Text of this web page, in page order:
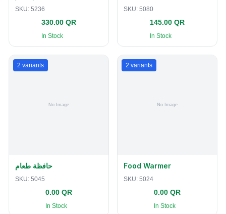
SKU: 5236
330.00 QR
In Stock
SKU: 5080
145.00 QR
In Stock
2 variants
حافظة طعام
SKU: 5045
0.00 QR
In Stock
2 variants
Food Warmer
SKU: 5024
0.00 QR
In Stock